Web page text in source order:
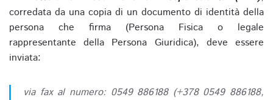
corredata da una copia di un documento di identità della
persona che firma (Persona Fisica o legale
rappresentante della Persona Giuridica), deve essere
inviata:
via fax al numero: 0549 886188 (+378 0549 886188,